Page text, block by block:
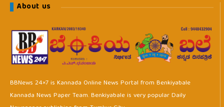
About us
BBNews 24×7 is Kannada Online News Portal from Benkiyabale
Kannada News Paper Team. Benkiyabale is very popular Daily